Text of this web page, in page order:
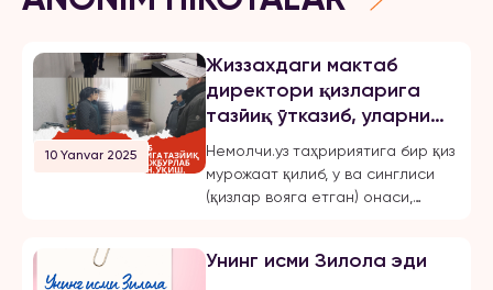
10 Yanvar 2025
Жиззахдаги мактаб
директори қизларига
тазйиқ ўтказиб, уларни
мажбурлаб турмушга
чиқарган, ўқиш,
ишлашдан маҳрум қилган
Немолчи.уз таҳририятига бир қиз
мурожаат қилиб, у ва синглиси
(қизлар вояга етган) онаси,
Хасанова томонидан бир неча
Унинг исми Зилола эди